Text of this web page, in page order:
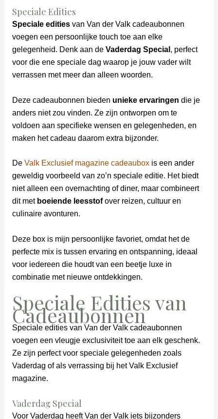
Speciale Edities
Speciale editiesvan Van der Valk cadeaubonnen
voegen een persoonlijke touch toe aan elke
gelegenheid. Denk aan de Vaderdag Special , perfect
voor die ene speciale dag waarop je jouw vader wilt
verrassen met meer dan alleen woorden.
Deze cadeaubonnen bieden unieke ervaringen die je
anders niet zou vinden. Ze zijn ontworpen om te
voldoen aan specifieke wensen en gelegenheden, en
maken het cadeau daarom extra bijzonder.
De Valk Exclusief magazine cadeauboxis een ander
geweldig voorbeeld van zo’n speciale editie. Het biedt
niet alleen een overnachting of diner, maar combineert
dit met boeiende leesstofover reizen, cultuur en
culinaire avonturen.
Deze box is mijn persoonlijke favoriet, omdat het de
perfecte mix is tussen ervaring en ontspanning, ideaal
voor iedereen die houdt van een beetje luxe in
combinatie met nieuwe ontdekkingen.
Speciale Edities van
Cadeaubonnen
Speciale edities van Van der Valk cadeaubonnen
voegen een vleugje exclusiviteit toe aan elk geschenk.
Ze zijn perfect voor speciale gelegenheden zoals
Vaderdag of als verrassing bij het Valk Exclusief
magazine.
Vaderdag Special
Voor Vaderdag heeft Van der Valk iets bijzonders